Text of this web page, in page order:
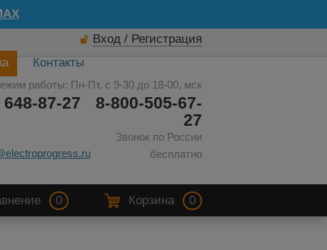
Вход / Регистрация
Контакты
работы: Пн-Пт, с 9-30 до 18-00, мск
8-800-505-67-
27
Звонок по России
бесплатно
648-87-27
0 Корзина 0